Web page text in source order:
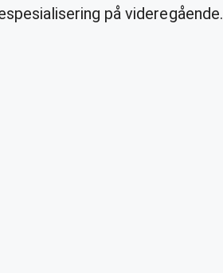
på videregående.